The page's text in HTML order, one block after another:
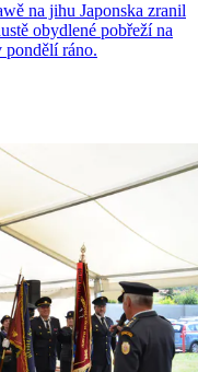
na jihu Japonska zranil
obydlené pobřeží na
ráno.